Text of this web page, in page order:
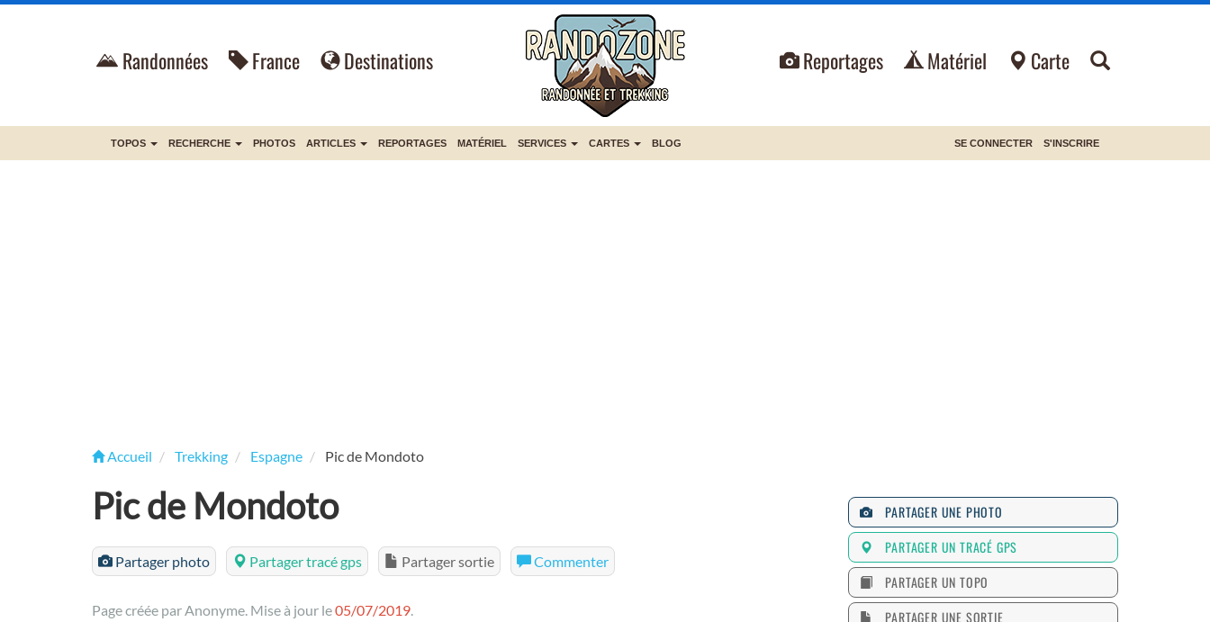
Randonnées France Destinations Reportages Matériel Carte
TOPOS RECHERCHE PHOTOS ARTICLES REPORTAGES MATÉRIEL SERVICES CARTES BLOG SE CONNECTER S'INSCRIRE
Accueil Trekking Espagne Pic de Mondoto
Pic de Mondoto
Partager photo Partager tracé gps Partager sortie Commenter
Page créée par Anonyme. Mise à jour le05/07/2019.
PARTAGER UNE PHOTO
PARTAGER UN TRACÉ GPS
PARTAGER UN TOPO
PARTAGER UNE SORTIE